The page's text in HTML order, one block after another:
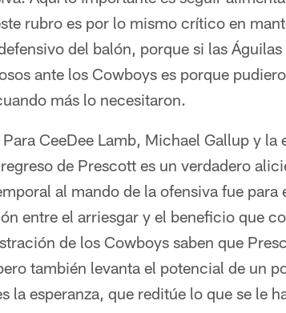
rubro es por lo mismo crítico en
del balón, porque si las
ante los Cowboys es porque
más lo necesitaron.
Para CeeDee Lamb, Michael Gallup y la
de Prescott es un verdadero
al mando de la ofensiva fue para
entre el arriesgar y el beneficio que
de los Cowboys saben que
también levanta el potencial de un
la esperanza, que reditúe lo que se le